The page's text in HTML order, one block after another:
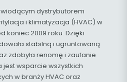
wiodącym dystrybutorem
i klimatyzacja (HVAC) w
koniec 2009 roku. Dzięki
stabilną i ugruntowaną
zdobyła renomę i zaufanie
jest wsparcie wszystkich
w branży HVAC oraz